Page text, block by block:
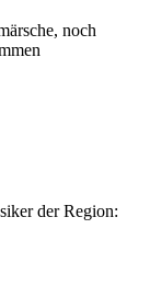
noch
der Region: